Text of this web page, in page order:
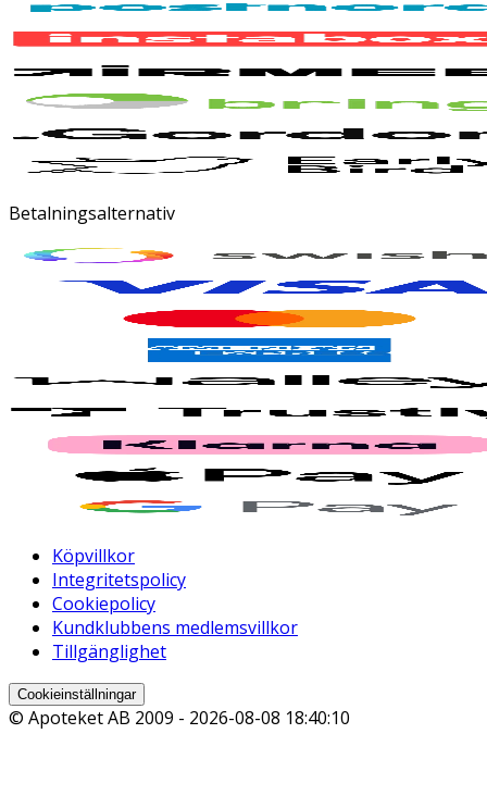
Betalningsalternativ
Köpvillkor
Integritetspolicy
Cookiepolicy
Kundklubbens medlemsvillkor
Tillgänglighet
Cookieinställningar
© Apoteket AB 2009 - 2026-08-08 18:40:10